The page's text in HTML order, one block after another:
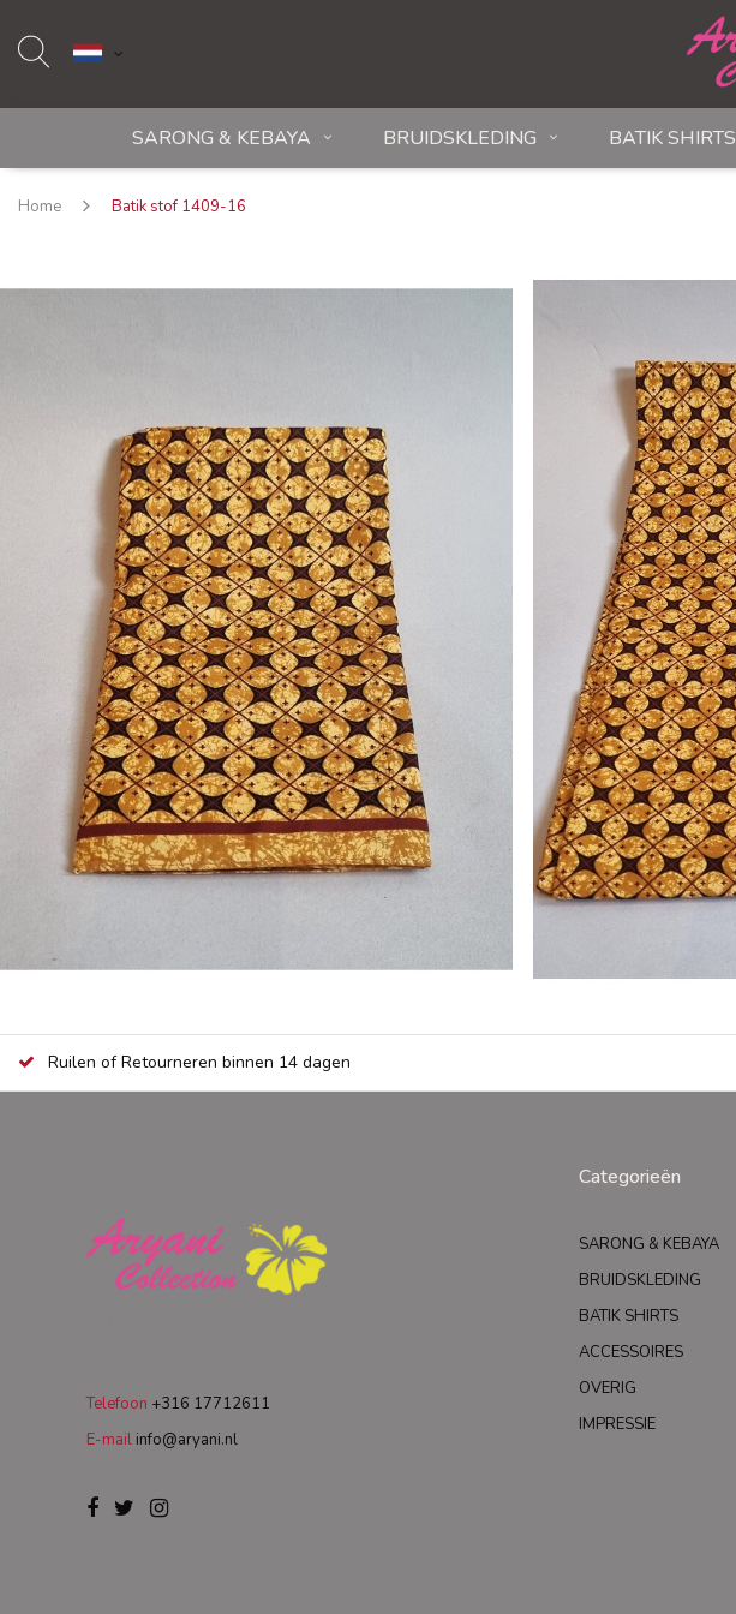
SARONG & KEBAYA BRUIDSKLEDING BATIK SHIRTS
Home Batik stof 1409-16
Ruilen of Retourneren binnen 14 dagen
Telefoon +316 17712611
E-mail info@aryani.nl
Categorieën
SARONG & KEBAYA
BRUIDSKLEDING
BATIK SHIRTS
ACCESSOIRES
OVERIG
IMPRESSIE